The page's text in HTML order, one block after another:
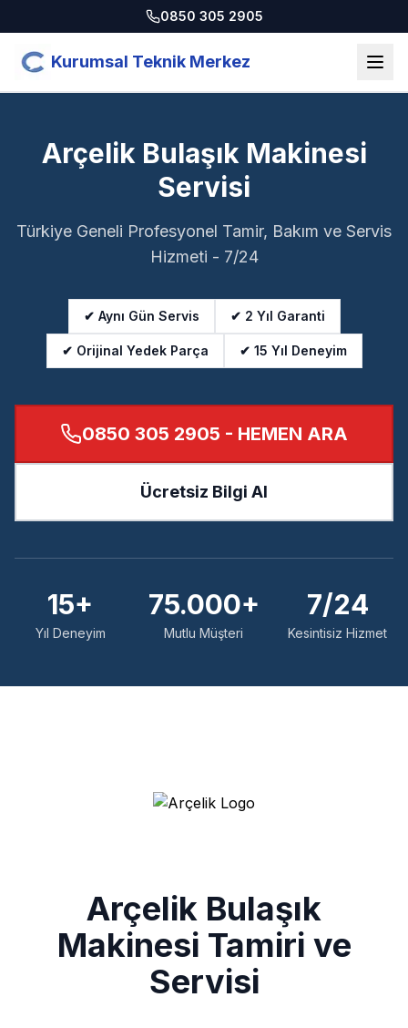
0850 305 2905
Kurumsal Teknik Merkez
Arçelik Bulaşık Makinesi
Servisi
Türkiye Geneli Profesyonel Tamir, Bakım ve Servis
Hizmeti - 7/24
✔ Aynı Gün Servis ✔ 2 Yıl Garanti
✔ Orijinal Yedek Parça ✔ 15 Yıl Deneyim
0850 305 2905 - HEMEN ARA
Ücretsiz Bilgi Al
15+
Yıl Deneyim
75.000+
Mutlu Müşteri
7/24
Kesintisiz Hizmet
Arçelik Bulaşık
Makinesi Tamiri ve
Servisi